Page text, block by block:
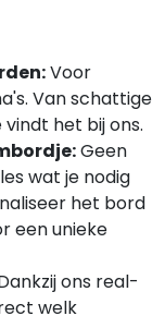
Voor
Van schattige
het bij ons.
Geen
wat je nodig
het bord
een unieke
ons real-
welk